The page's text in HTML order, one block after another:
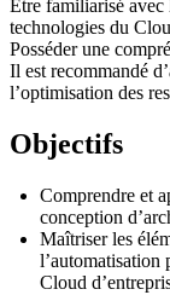
Être familiarisé avec
technologies du
Posséder une
Il est recommandé
l’optimisation des
Objectifs
Comprendre et
conception
Maîtriser les
l’automatisation
Cloud